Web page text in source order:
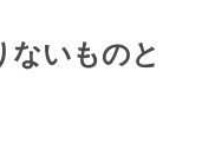
ないものと